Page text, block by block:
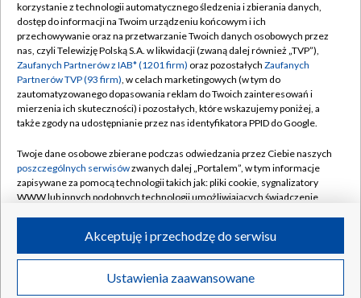
TVP
Abonament TVP
Emisja w TVP
Centrum informacji TVP
Naziemna Telewizja Cyfrowa
Rada Programowa
System NOS
Informacje o nadawcy
Program dla prasy
Ogłoszenie przetargowe
Regulamin TVP
Polityka prywatności
Moje zgody
Pomoc
Kontakt
Kanały
©2026 Telewizja Polska S.A. w likwidacji
korzystanie z technologii automatycznego śledzenia i zbierania danych,
dostęp do informacji na Twoim urządzeniu końcowym i ich
przechowywanie oraz na przetwarzanie Twoich danych osobowych przez
nas, czyli Telewizję Polską S.A. w likwidacji (zwaną dalej również „TVP”),
Zaufanych Partnerów z IAB* (1201 firm) oraz pozostałych Zaufanych
Partnerów TVP (93 firm), w celach marketingowych (w tym do
zautomatyzowanego dopasowania reklam do Twoich zainteresowań i
mierzenia ich skuteczności) i pozostałych, które wskazujemy poniżej, a
także zgody na udostępnianie przez nas identyfikatora PPID do Google.
Twoje dane osobowe zbierane podczas odwiedzania przez Ciebie naszych
poszczególnych serwisówzwanych dalej „Portalem”, w tym informacje
zapisywane za pomocą technologii takich jak: pliki cookie, sygnalizatory
WWW lub innych podobnych technologii umożliwiających świadczenie
ruchu w Internecie.
Twoje dane osobowe zbierane podczas odwiedzania przez Ciebie
poszczególnych serwisówna Portalu, takie jak adresy IP, identyfikatory
Ustawienia zaawansowane
Akceptuję i przechodzę do serwisu